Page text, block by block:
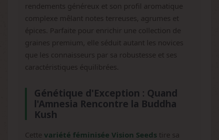
rendements généreux et son profil aromatique
complexe mêlant notes terreuses, agrumes et
épices. Parfaite pour enrichir une collection de
graines premium, elle séduit autant les novices
que les connaisseurs par sa robustesse et ses
caractéristiques équilibrées.
Génétique d'Exception : Quand
l'Amnesia Rencontre la Buddha
Kush
Cette variété féminisée Vision Seeds tire sa